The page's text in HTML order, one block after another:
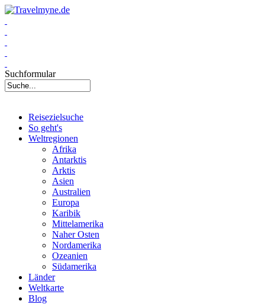
Suchformular
Reisezielsuche
So geht's
Weltregionen
Afrika
Antarktis
Arktis
Asien
Australien
Europa
Karibik
Mittelamerika
Naher Osten
Nordamerika
Ozeanien
Südamerika
Länder
Weltkarte
Blog